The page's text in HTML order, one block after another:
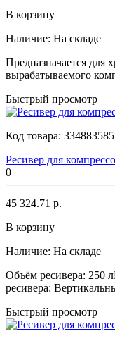
В корзину
Наличие: На складе
Предназначается для
вырабатываемого
Быстрый просмотр
Код товара: 334883585
Ресивер для
0
45 324.71 р.
В корзину
Наличие: На складе
Объём ресивера: 250
ресивера:
Быстрый просмотр